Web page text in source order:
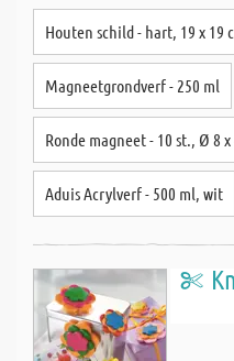
Houten schild - hart, 19 x 19
Magneetgrondverf - 250 ml
Ronde magneet - 10 st., Ø 8 x
Aduis Acrylverf - 500 ml, wit